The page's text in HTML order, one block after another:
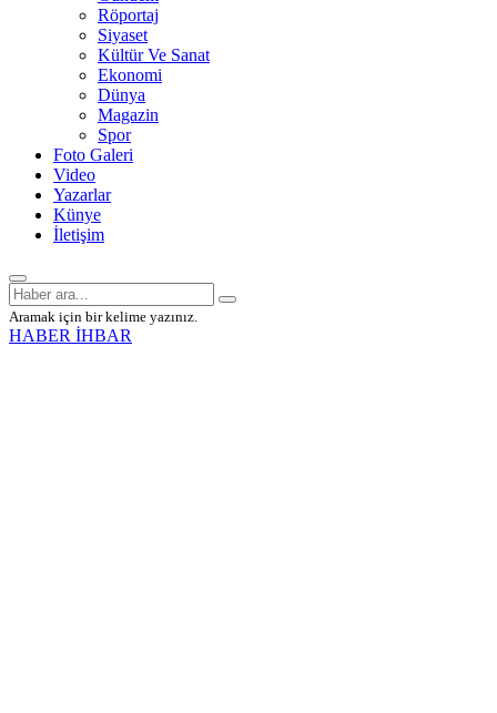
Röportaj
Siyaset
Kültür Ve Sanat
Ekonomi
Dünya
Magazin
Spor
Foto Galeri
Video
Yazarlar
Künye
İletişim
Aramak için bir kelime yazınız.
HABER İHBAR